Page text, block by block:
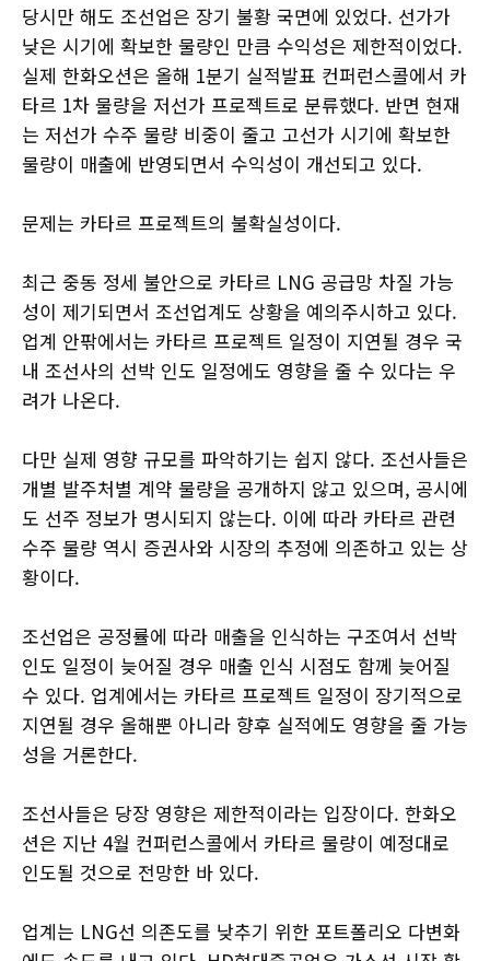
당시만 해도 조선업은 장기 불황 국면에 있었다. 선가가
낮은 시기에 확보한 물량인 만큼 수익성은 제한적이었다.
실제 한화오션은 올해 1분기 실적발표 컨퍼런스콜에서 카
타르 1차 물량을 저선가 프로젝트로 분류했다. 반면 현재
는 저선가 수주 물량 비중이 줄고 고선가 시기에 확보한
물량이 매출에 반영되면서 수익성이 개선되고 있다.
문제는 카타르 프로젝트의 불확실성이다.
최근 중동 정세 불안으로 카타르 LNG 공급망 차질 가능
성이 제기되면서 조선업계도 상황을 예의주시하고 있다.
업계 안팎에서는 카타르 프로젝트 일정이 지연될 경우 국
내 조선사의 선박 인도 일정에도 영향을 줄 수 있다는 우
려가 나온다.
다만 실제 영향 규모를 파악하기는 쉽지 않다. 조선사들은
개별 발주처별 계약 물량을 공개하지 않고 있으며, 공시에
도 선주 정보가 명시되지 않는다. 이에 따라 카타르 관련
수주 물량 역시 증권사와 시장의 추정에 의존하고 있는 상
황이다.
조선업은 공정률에 따라 매출을 인식하는 구조여서 선박
인도 일정이 늦어질 경우 매출 인식 시점도 함께 늦어질
수 있다. 업계에서는 카타르 프로젝트 일정이 장기적으로
지연될 경우 올해뿐 아니라 향후 실적에도 영향을 줄 가능
성을 거론한다.
조선사들은 당장 영향은 제한적이라는 입장이다. 한화오
션은 지난 4월 컨퍼런스콜에서 카타르 물량이 예정대로
인도될 것으로 전망한 바 있다.
업계는 LNG선 의존도를 낮추기 위한 포트폴리오 다변화